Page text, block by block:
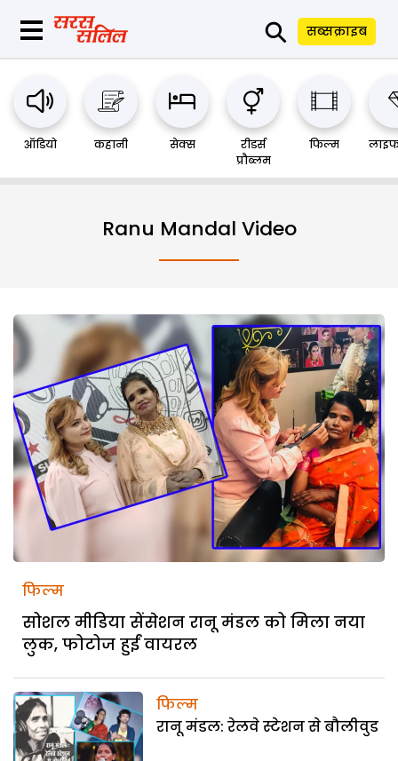
⚲ सब्सक्राइब
ऑडियो कहानी सेक्स
रीडर्स
प्रौब्लम
फिल्म
Ranu Mandal Video
फिल्म
सोशल मीडिया सेंसेशन रानू मंडल को मिला नया
लुक, फोटोज हुईं वायरल
फिल्म
रानू मंडल: रेलवे स्टेशन से बौलीवुड